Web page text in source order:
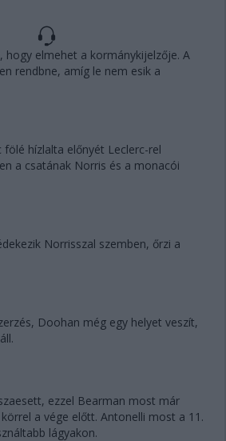
hogy elmehet a kormánykijelzője. A
rendbne, amíg le nem esik a
fölé hízlalta előnyét Leclerc-rel
a csatának Norris és a monacói
Norrisszal szemben, őrzi a
Doohan még egy helyet veszít,
ezzel Bearman most már
a vége előtt. Antonelli most a 11.
lágyakon.